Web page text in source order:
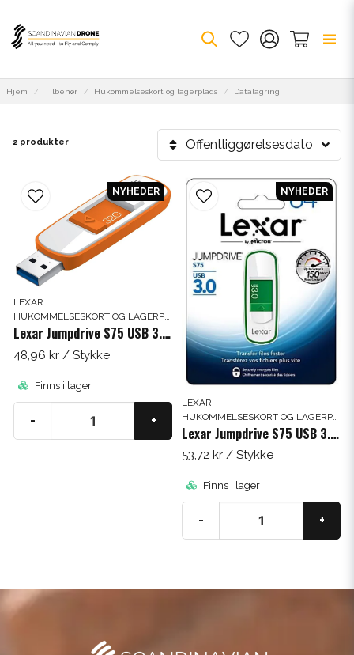
Hjem Tilbehør Hukommelseskort og lagerplads Datalagring
2 produkter Offentliggørelsesdato
LEXAR
HUKOMMELSESKORT OG LAGERPLADS
Lexar Jumpdrive S75 USB 3.0 32 GB
48,96 kr / Stykke
Finns i lager
- +
NYHEDER
LEXAR
Lexar Jumpdrive S75 USB 3.0 64 GB
53,72 kr / Stykke
Finns i lager
- +
NYHEDER